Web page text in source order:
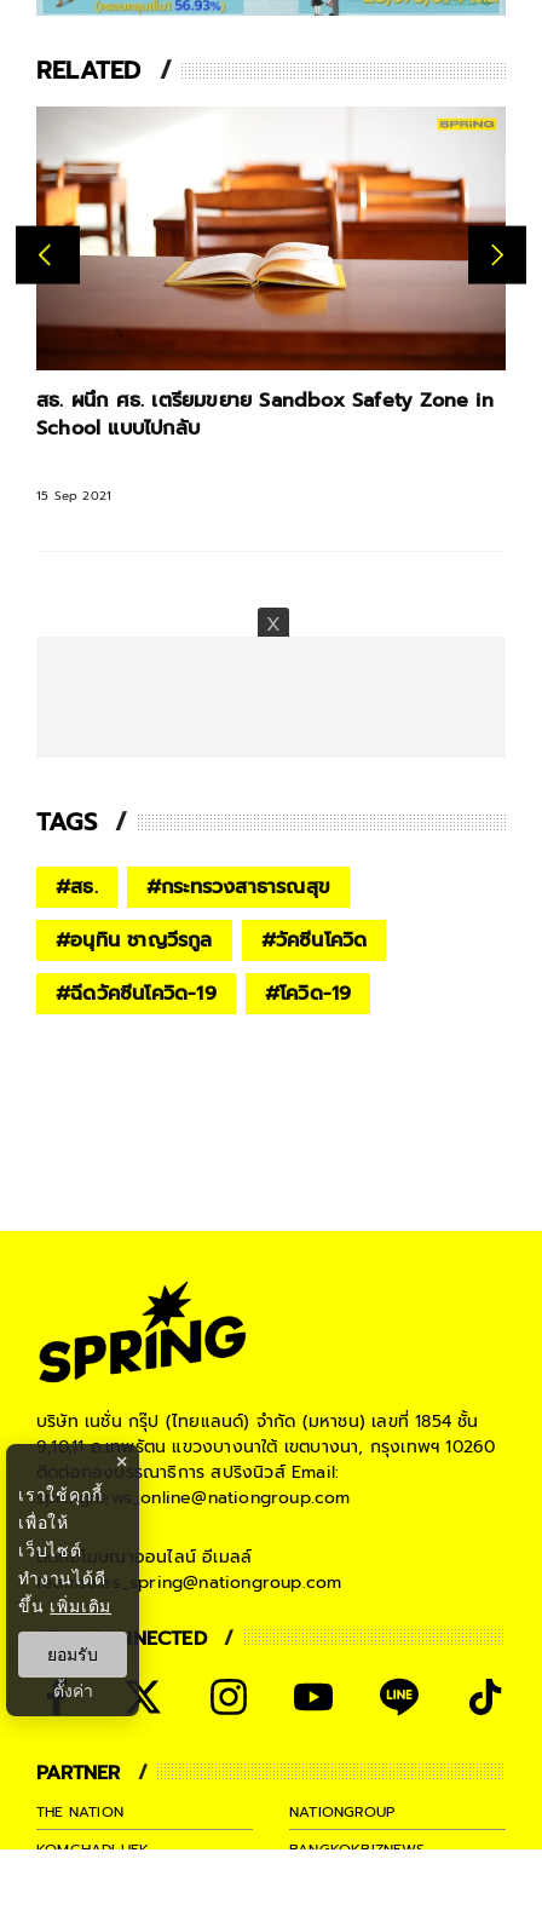
RELATED
สธ. ผนึก ศธ. เตรียมขยาย Sandbox Safety Zone in
School แบบไปกลับ
15 Sep 2021
TAGS
#สธ. #กระทรวงสาธารณสุข
#อนุทิน ชาญวีรกูล #วัคซีนโควิด
#ฉีดวัคซีนโควิด-19 #โควิด-19
บริษัท เนชั่น กรุ๊ป (ไทยแลนด์) จำกัด (มหาชน) เลขที่ 1854 ชั้น
9,10,11 ถ.เทพรัตน แขวงบางนาใต้ เขตบางนา, กรุงเทพฯ 10260
ติดต่อกองบรรณาธิการ สปริงนิวส์Email:
springnews_online@nationgroup.com
ติดต่อโฆษณาออนไลน์ อีเมลล์
teamsales_spring@nationgroup.com
STAY CONNECTED
PARTNER
THE NATION
NATIONGROUP
KOMCHADLUEK
BANGKOKBIZNEWS
×
เราใช้คุกกี้
เพื่อให้
เว็บไซต์
ทำงานได้ดี
ขึ้น เพิ่มเติม
ยอมรับ
ตั้งค่า